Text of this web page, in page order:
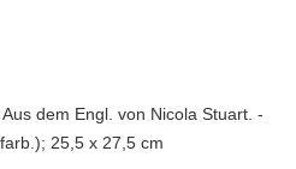
dem Engl. von Nicola Stuart. -
25,5 x 27,5 cm